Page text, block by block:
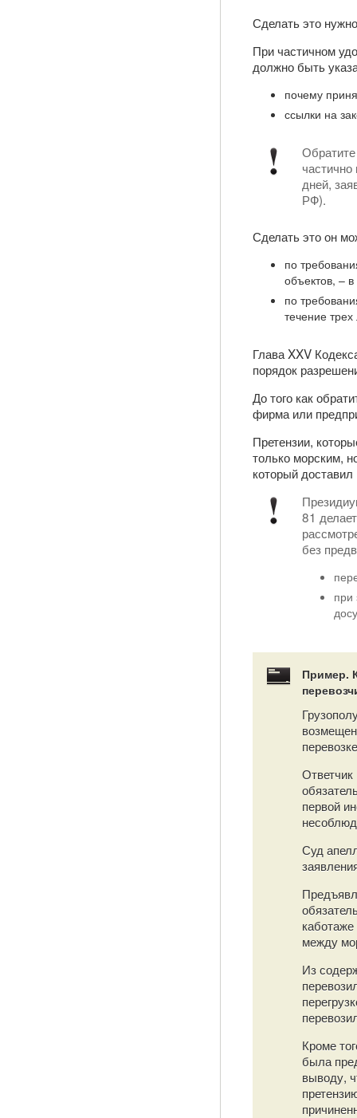
Сделать это
При частичном
должно быть
почему
ссылки на
дней,
РФ).
Сделать это он
по
объектов, –
по
течение
Глава XXV
порядок
До того как
фирма или
Претензии,
только морским,
который
81
без
при
Пример.
первой
Суд
между
Из
Кроме
была
выводу,